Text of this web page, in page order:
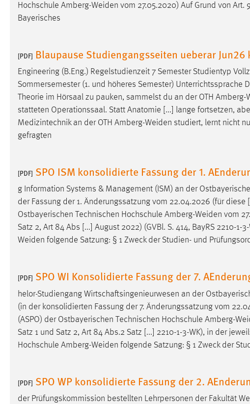
Hochschule Amberg-Weiden vom 27.05.2020) Auf Grund von Art.
Bayerisches
[PDF] Blaupause Studiengangsseiten ueberar
Engineering (B.Eng.) Regelstudienzeit 7 Semester Studientyp
Sommersemester (1. und höheres Semester) Unterrichtssprache
Theorie im Hörsaal zu pauken, sammelst du an der OTH Amberg-
statteten Operationssaal. Statt Anatomie [...] lange fortsetzen,
Medizintechnik an der OTH Amberg-Weiden studiert, lernt nicht
gefragten
[PDF] SPO ISM konsolidierte Fassung der 1.
g Information Systems & Management (ISM) an der
der Fassung der 1. Änderungssatzung vom 22.04.2026 (für
Ostbayerischen Technischen Hochschule Amberg-Weiden vom
Satz 2, Art 84 Abs [...] August 2022) (GVBl. S. 414, BayRS 2210-
Weiden folgende Satzung: § 1 Zweck der Studien- und
[PDF] SPO WI Konsolidierte Fassung der 7.
helor-Studiengang Wirtschaftsingenieurwesen an der
(in der konsolidierten Fassung der 7. Änderungssatzung vom
(ASPO) der Ostbayerischen Technischen Hochschule Amberg-
Satz 1 und Satz 2, Art 84 Abs.2 Satz [...] 2210-1-3-WK), in der
Hochschule Amberg-Weiden folgende Satzung: § 1 Zweck der
[PDF] SPO WP konsolidierte Fassung der 2.
der Prüfungskommission bestellten Lehrpersonen der Fakultät
Name:
Cookie Laufzeit: Max. 13 Monate
MARKETING
Marketing Cookies werden von Drittanbietern
verwendet, um personalisierte Werbung anzuzeigen.
Sie tun dies, indem sie Besucher über Websites
hinweg verfolgen.
Name: _gcl_au
Anbieter: Google Ireland Limited
Zweck: Conversion-Tracking
Cookie Laufzeit: 3 Monate
Name: _fbp
Anbieter: Facebook
Zweck:
Cookie Laufzeit: 3 Monate
EXTERNE MEDIEN
Um Inhalte von Videoplattformen und Social Media